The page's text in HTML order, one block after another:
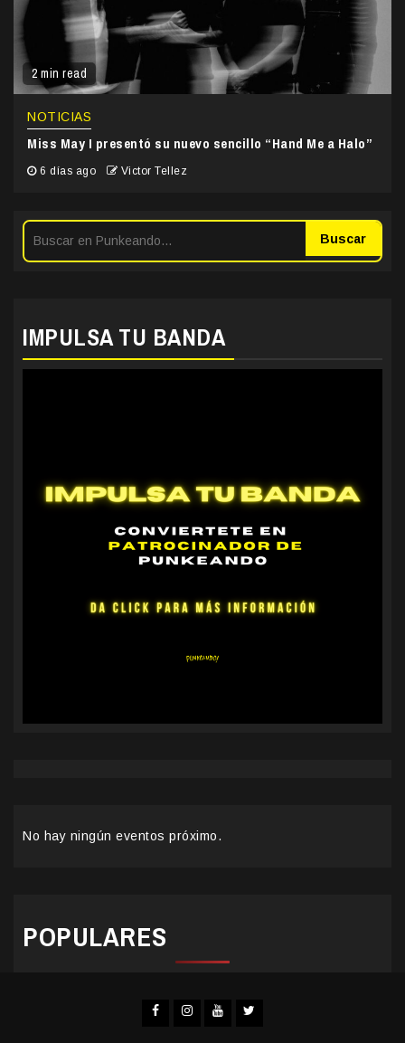
2 min read
NOTICIAS
Miss May I presentó su nuevo sencillo “Hand Me a Halo”
6 días ago Victor Tellez
Buscar
IMPULSA TU BANDA
No hay ningún eventos próximo.
POPULARES
Facebook
Instagram
YouTube
Twitter